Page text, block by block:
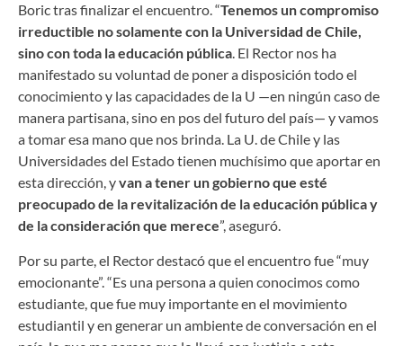
Boric tras finalizar el encuentro. “Tenemos un compromiso
irreductible no solamente con la Universidad de Chile,
sino con toda la educación pública. El Rector nos ha
manifestado su voluntad de poner a disposición todo el
conocimiento y las capacidades de la U —en ningún caso de
manera partisana, sino en pos del futuro del país— y vamos
a tomar esa mano que nos brinda. La U. de Chile y las
Universidades del Estado tienen muchísimo que aportar en
esta dirección, yvan a tener un gobierno que esté
preocupado de la revitalización de la educación pública y
de la consideración que merece”, aseguró.
Por su parte, el Rector destacó que el encuentro fue “muy
emocionante”. “Es una persona a quien conocimos como
estudiante, que fue muy importante en el movimiento
estudiantil y en generar un ambiente de conversación en el